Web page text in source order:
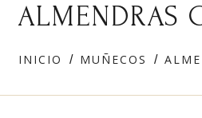
ALMENDRAS
INICIO MUÑECOS